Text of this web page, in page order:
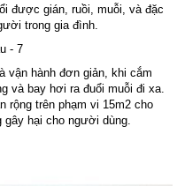
được gián, ruồi, muỗi, và đặc
trong gia đình.
vận hành đơn giản, khi cắm
và bay hơi ra đuổi muỗi đi xa.
rộng trên phạm vi 15m2 cho
gây hại cho người dùng.